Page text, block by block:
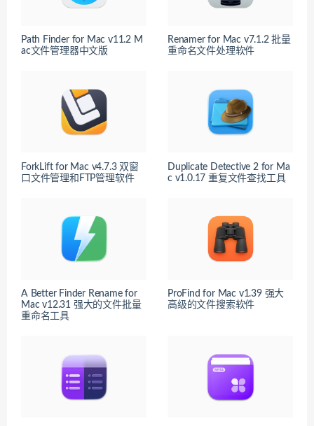
Path Finder for Mac v11.2 M
ac文件管理器中文版
Renamer for Mac v7.1.2 批量
重命名文件处理软件
ForkLift for Mac v4.7.3 双窗
口文件管理和FTP管理软件
Duplicate Detective 2 for Ma
c v1.0.17 重复文件查找工具
A Better Finder Rename for
Mac v12.31 强大的文件批量
重命名工具
ProFind for Mac v1.39 强大
高级的文件搜索软件